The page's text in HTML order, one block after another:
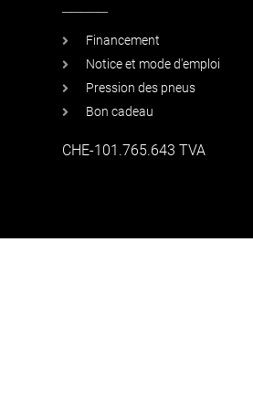
Financement
Notice et mode d'emploi
Pression des pneus
Bon cadeau
CHE-101.765.643 TVA